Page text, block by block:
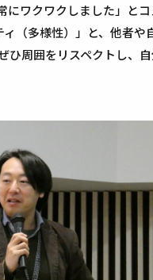
ワクワクしました」と
（多様性）」と、他者
ひ周囲をリスペクトし、